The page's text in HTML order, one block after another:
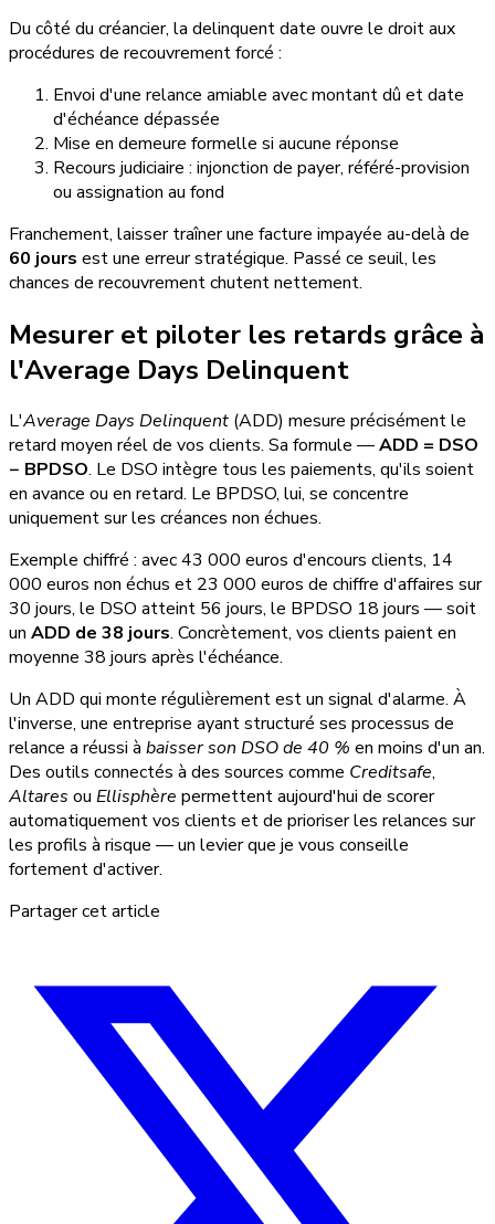
Du côté du créancier, la delinquent date ouvre le droit aux
procédures de recouvrement forcé :
Envoi d'une relance amiable avec montant dû et date
d'échéance dépassée
Mise en demeure formelle si aucune réponse
Recours judiciaire : injonction de payer, référé-provision
ou assignation au fond
Franchement, laisser traîner une facture impayée au-delà de
60 jours est une erreur stratégique. Passé ce seuil, les
chances de recouvrement chutent nettement.
Mesurer et piloter les retards grâce à
l'Average Days Delinquent
L'Average Days Delinquent (ADD) mesure précisément le
retard moyen réel de vos clients. Sa formule —ADD = DSO
− BPDSO. Le DSO intègre tous les paiements, qu'ils soient
en avance ou en retard. Le BPDSO, lui, se concentre
uniquement sur les créances non échues.
Exemple chiffré : avec 43 000 euros d'encours clients, 14
000 euros non échus et 23 000 euros de chiffre d'affaires sur
30 jours, le DSO atteint 56 jours, le BPDSO 18 jours — soit
un ADD de 38 jours. Concrètement, vos clients paient en
moyenne 38 jours après l'échéance.
Un ADD qui monte régulièrement est un signal d'alarme. À
l'inverse, une entreprise ayant structuré ses processus de
relance a réussi à baisser son DSO de 40 % en moins d'un an.
Des outils connectés à des sources comme Creditsafe,
Altares ou Ellisphère permettent aujourd'hui de scorer
automatiquement vos clients et de prioriser les relances sur
les profils à risque — un levier que je vous conseille
fortement d'activer.
Partager cet article